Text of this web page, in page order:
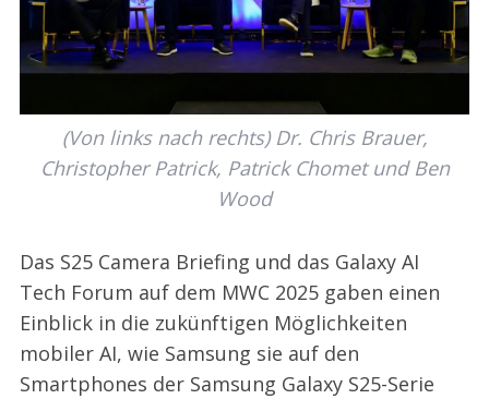
(Von links nach rechts) Dr. Chris Brauer,
Christopher Patrick, Patrick Chomet und Ben
Wood
Das S25 Camera Briefing und das Galaxy AI
Tech Forum auf dem MWC 2025 gaben einen
Einblick in die zukünftigen Möglichkeiten
mobiler AI, wie Samsung sie auf den
Smartphones der Samsung Galaxy S25-Serie